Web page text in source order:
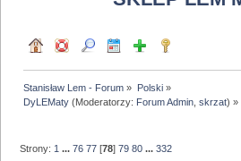
Stanisław Lem - Forum » Polski»
DyLEMaty (Moderatorzy: Forum Admin ,skrzat) »
Strony: 1 ...76 77 [78]79 80 ...332